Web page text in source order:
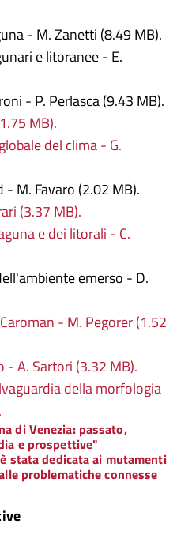
- M. Zanetti (8.49 MB).
e litoranee - E.
- P. Perlasca (9.43 MB).
MB).
del clima - G.
- M. Favaro (2.02 MB).
(3.37 MB).
e dei litorali - C.
emerso - D.
- M. Pegorer (1.52
- A. Sartori (3.32 MB).
della morfologia
di Venezia: passato,
e prospettive"
stata dedicata ai mutamenti
problematiche connesse